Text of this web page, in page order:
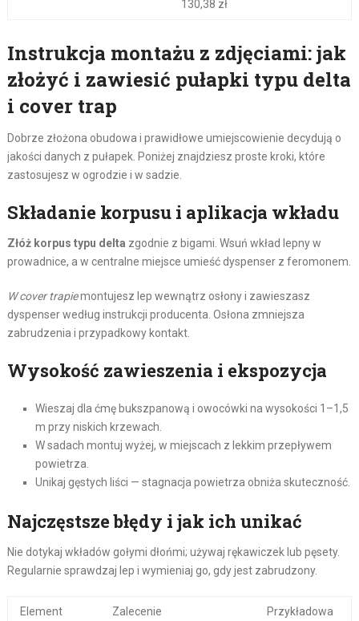
130,38 zł
Instrukcja montażu z zdjęciami: jak
złożyć i zawiesić pułapki typu delta
i cover trap
Dobrze złożona obudowa i prawidłowe umiejscowienie decydują o
jakości danych z pułapek. Poniżej znajdziesz proste kroki, które
zastosujesz w ogrodzie i w sadzie.
Składanie korpusu i aplikacja wkładu
Złóż korpus typu delta zgodnie z bigami. Wsuń wkład lepny w
prowadnice, a w centralne miejsce umieść dyspenser z feromonem.
W cover trapiemontujesz lep wewnątrz osłony i zawieszasz
dyspenser według instrukcji producenta. Osłona zmniejsza
zabrudzenia i przypadkowy kontakt.
Wysokość zawieszenia i ekspozycja
Wieszaj dla ćmę bukszpanową i owocówki na wysokości 1–1,5
m przy niskich krzewach.
W sadach montuj wyżej, w miejscach z lekkim przepływem
powietrza.
Unikaj gęstych liści — stagnacja powietrza obniża skuteczność.
Najczęstsze błędy i jak ich unikać
Nie dotykaj wkładów gołymi dłońmi; używaj rękawiczek lub pęsety.
Regularnie sprawdzaj lep i wymieniaj go, gdy jest zabrudzony.
Element Zalecenie
Przykładowa